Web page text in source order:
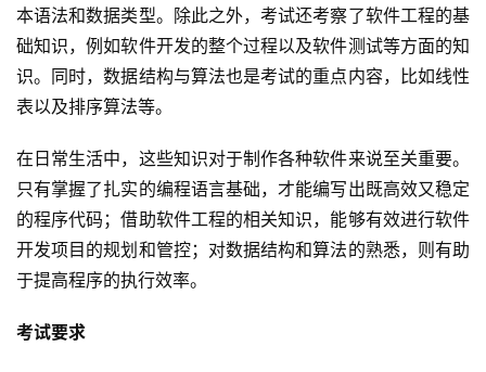
本语法和数据类型。除此之外，考试还考察了软件工程的基
础知识，例如软件开发的整个过程以及软件测试等方面的知
识。同时，数据结构与算法也是考试的重点内容，比如线性
表以及排序算法等。
在日常生活中，这些知识对于制作各种软件来说至关重要。
只有掌握了扎实的编程语言基础，才能编写出既高效又稳定
的程序代码；借助软件工程的相关知识，能够有效进行软件
开发项目的规划和管控；对数据结构和算法的熟悉，则有助
于提高程序的执行效率。
考试要求